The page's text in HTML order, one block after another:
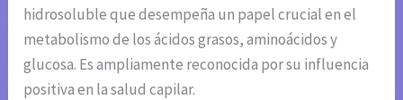
hidrosoluble que desempeña un papel crucial en el
metabolismo de los ácidos grasos, aminoácidos y
glucosa. Es ampliamente reconocida por su influencia
positiva en la salud capilar.